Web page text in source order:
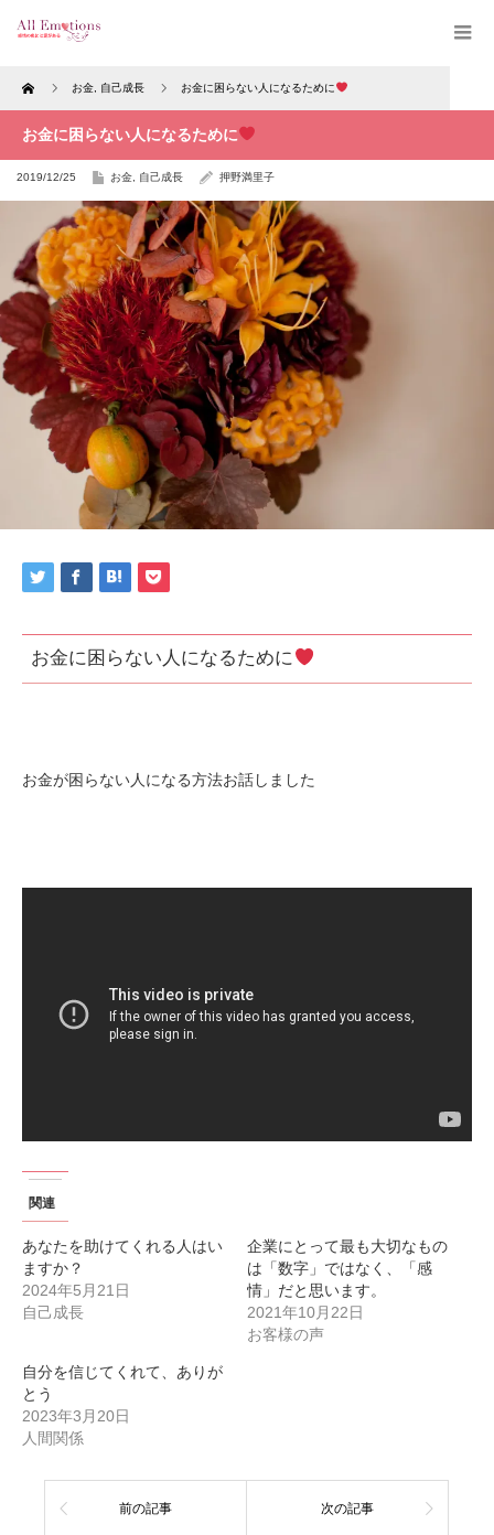
Home お金 自己成長 お金に困らない人になるために
お金に困らない人になるために
2019/12/25 お金 自己成長 押野満里子
お金に困らない人になるために
お金が困らない人になる方法お話しました
関連
あなたを助けてくれる人はい
ますか？
2024年5月21日
自己成長
企業にとって最も大切なもの
は「数字」ではなく、「感
情」だと思います。
2021年10月22日
お客様の声
自分を信じてくれて、ありが
とう
2023年3月20日
人間関係
前の記事 次の記事